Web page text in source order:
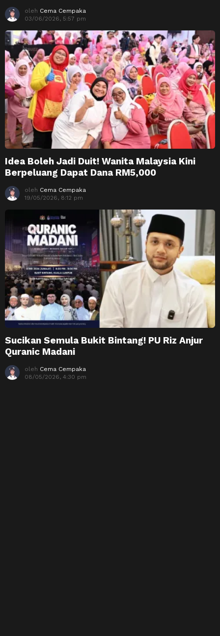
oleh Cema Cempaka
03/06/2026, 5:57 pm
Idea Boleh Jadi Duit! Wanita Malaysia Kini
Berpeluang Dapat Dana RM5,000
oleh Cema Cempaka
19/05/2026, 8:12 pm
Sucikan Semula Bukit Bintang! PU Riz Anjur
Quranic Madani
oleh Cema Cempaka
08/05/2026, 4:30 pm